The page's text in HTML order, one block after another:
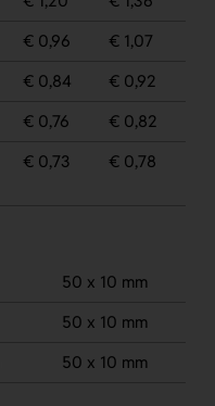
€ 0,96
€ 1,07
€ 0,84
€ 0,92
€ 0,76
€ 0,82
€ 0,73 € 0,78
50 x 10 mm
50 x 10 mm
50 x 10 mm